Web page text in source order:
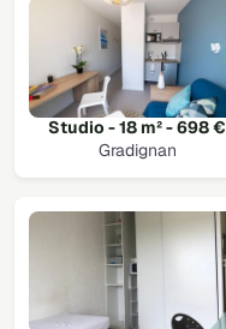
Studio - 18 m² - 698 €
Gradignan